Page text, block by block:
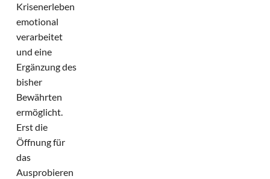
Krisenerleben
emotional
verarbeitet
und eine
Ergänzung des
bisher
Bewährten
ermöglicht.
Erst die
Öffnung für
das
Ausprobieren